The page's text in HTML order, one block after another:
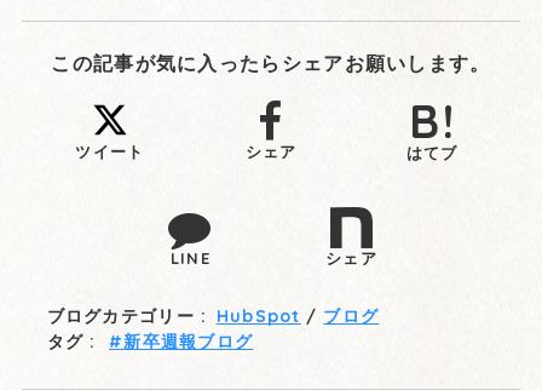
この記事が気に入ったらシェアお願いします。
ツイート シェア はてブ
LINE シェア
ブログカテゴリー : HubSpot
ブログ
タグ :
新卒週報ブログ